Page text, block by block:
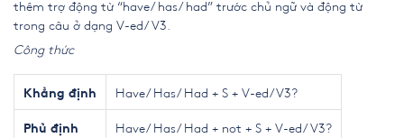
thêm trợ động từ “have/ has/ had” trước chủ ngữ và động từ
trong câu ở dạng V-ed/ V3.
Công thức
Khẳng định Have/ Has/ Had + S + V-ed/V3?
Phủ định Have/ Has/ Had + not + S + V-ed/ V3?